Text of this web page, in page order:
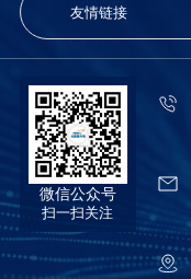
友情链接
微信公众号
扫一扫关注